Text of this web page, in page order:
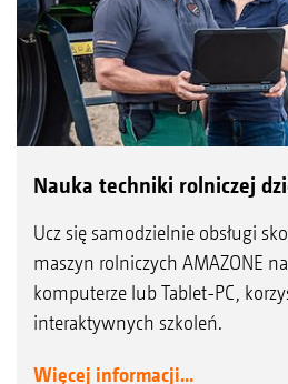
Nauka techniki rolniczej
Ucz się samodzielnie obsługi
maszyn rolniczych AMAZONE
komputerze lub Tablet-PC,
interaktywnych szkoleń.
Więcej informacji...